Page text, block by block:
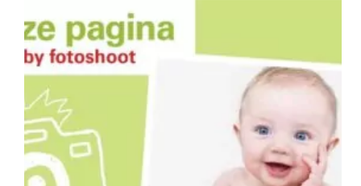
jou
thuis!